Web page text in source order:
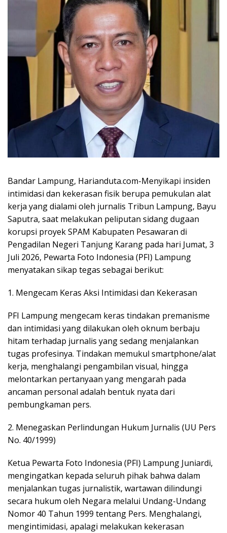
Bandar Lampung, Harianduta.com-Menyikapi insiden
intimidasi dan kekerasan fisik berupa pemukulan alat
kerja yang dialami oleh jurnalis Tribun Lampung, Bayu
Saputra, saat melakukan peliputan sidang dugaan
korupsi proyek SPAM Kabupaten Pesawaran di
Pengadilan Negeri Tanjung Karang pada hari Jumat, 3
Juli 2026, Pewarta Foto Indonesia (PFI) Lampung
menyatakan sikap tegas sebagai berikut:
​1. Mengecam Keras Aksi Intimidasi dan Kekerasan
​PFI Lampung mengecam keras tindakan premanisme
dan intimidasi yang dilakukan oleh oknum berbaju
hitam terhadap jurnalis yang sedang menjalankan
tugas profesinya. Tindakan memukul smartphone/alat
kerja, menghalangi pengambilan visual, hingga
melontarkan pertanyaan yang mengarah pada
ancaman personal adalah bentuk nyata dari
pembungkaman pers.
​2. Menegaskan Perlindungan Hukum Jurnalis (UU Pers
No. 40/1999)
​Ketua Pewarta Foto Indonesia (PFI) Lampung Juniardi,
mengingatkan kepada seluruh pihak bahwa dalam
menjalankan tugas jurnalistik, wartawan dilindungi
secara hukum oleh Negara melalui Undang-Undang
Nomor 40 Tahun 1999 tentang Pers. Menghalangi,
mengintimidasi, apalagi melakukan kekerasan